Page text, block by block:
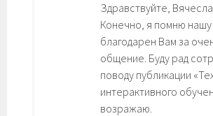
Здравствуйте,
Конечно, я помню нашу
благодарен Вам за
общение. Буду рад
поводу публикации
интерактивного
возражаю.